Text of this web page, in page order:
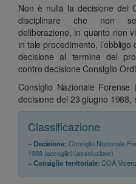
Non è nulla la decisione del
disciplinare che non
deliberazione, in quanto non
in tale procedimento,
decisione al termine del
contro decisione Consiglio
Consiglio Nazionale Forense
decisione del 23 giugno 1988,
Classificazione
– Decisione: Consiglio Nazionale
1988(accoglie) (assoluzione)
– Consiglio territoriale:COA